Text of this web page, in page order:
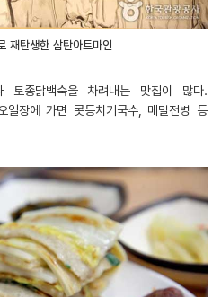
재탄생한 삼탄아트마인
토종닭백숙을 차려내는 맛집이 많다.
일장에 가면 콧등치기국수, 메밀전병 등